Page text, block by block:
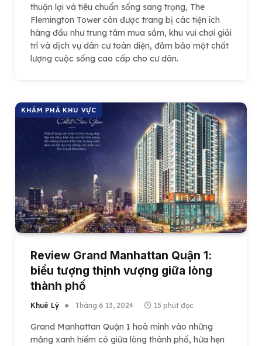
thuận lợi và tiêu chuẩn sống sang trọng, The
Flemington Tower còn được trang bị các tiện ích
hàng đầu như trung tâm mua sắm, khu vui chơi giải
trí và dịch vụ dân cư toàn diện, đảm bảo một chất
lượng cuộc sống cao cấp cho cư dân​.
KHÁM PHÁ KHU VỰC
Review Grand Manhattan Quận 1:
biểu tượng thịnh vượng giữa lòng
thành phố
Khuê Lý Tháng 6 13, 2024 15 phút đọc
Grand Manhattan Quận 1 hoà mình vào những
mảng xanh hiếm có giữa lòng thành phố, hứa hẹn